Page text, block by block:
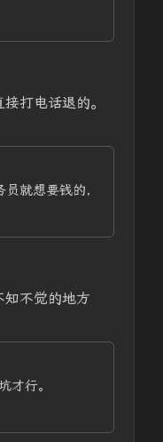
打电话退的。
就想要钱的，
知不觉的地方
才行。